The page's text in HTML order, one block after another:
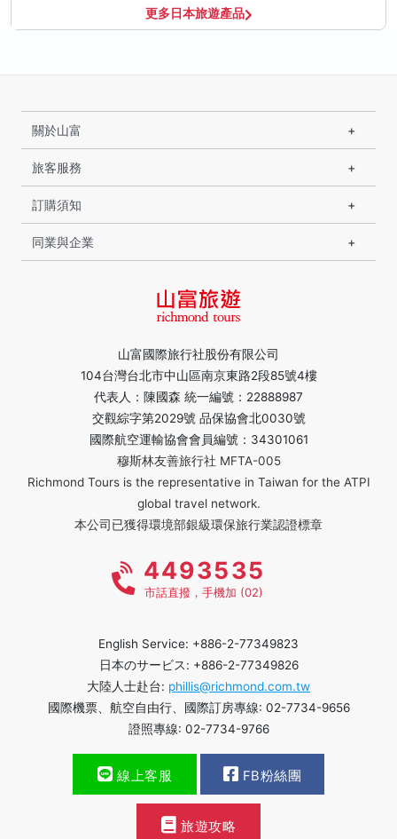
更多日本旅遊產品
山富國際旅行社股份有限公司
104台灣台北市中山區南京東路2段85號4樓
代表人：陳國森 統一編號：22888987
交觀綜字第2029號 品保協會北0030號
國際航空運輸協會會員編號：34301061
穆斯林友善旅行社 MFTA-005
Richmond Tours is the representative in Taiwan for the ATPI
global travel network.
本公司已獲得環境部銀級環保旅行業認證標章
關於山富
旅客服務
訂購須知
同業與企業
4493535
市話直撥，手機加 (02)
English Service: +886-2-77349823
日本のサービス: +886-2-77349826
大陸人士赴台: phillis@richmond.com.tw
國際機票、航空自由行、國際訂房專線: 02-7734-9656
證照專線: 02-7734-9766
線上客服 FB粉絲團
旅遊攻略